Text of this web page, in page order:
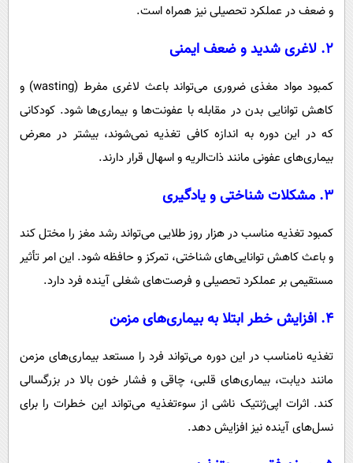
و ضعف در عملکرد تحصیلی نیز همراه است.
۲. لاغری شدید و ضعف ایمنی
کمبود مواد مغذی ضروری می‌تواند باعث لاغری مفرط (wasting) و
کاهش توانایی بدن در مقابله با عفونت‌ها و بیماری‌ها شود. کودکانی
که در این دوره به اندازه کافی تغذیه نمی‌شوند، بیشتر در معرض
بیماری‌های عفونی مانند ذات‌الریه و اسهال قرار دارند.
۳. مشکلات شناختی و یادگیری
کمبود تغذیه مناسب در هزار روز طلایی می‌تواند رشد مغز را مختل کند
و باعث کاهش توانایی‌های شناختی، تمرکز و حافظه شود. این امر تأثیر
مستقیمی بر عملکرد تحصیلی و فرصت‌های شغلی آینده فرد دارد.
۴. افزایش خطر ابتلا به بیماری‌های مزمن
تغذیه نامناسب در این دوره می‌تواند فرد را مستعد بیماری‌های مزمن
مانند دیابت، بیماری‌های قلبی، چاقی و فشار خون بالا در بزرگسالی
کند. اثرات اپی‌ژنتیک ناشی از سوءتغذیه می‌تواند این خطرات را برای
نسل‌های آینده نیز افزایش دهد.